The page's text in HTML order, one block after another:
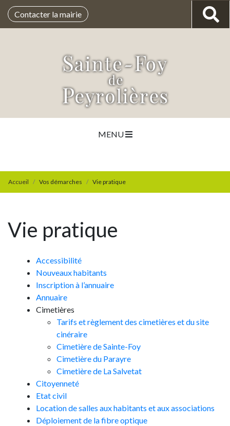
Contacter la mairie
MENU
Accueil Vos démarches Vie pratique
Vie pratique
Accessibilité
Nouveaux habitants
Inscription à l’annuaire
Annuaire
Cimetières
Tarifs et règlement des cimetières et du site
cinéraire
Cimetière de Sainte-Foy
Cimetière du Parayre
Cimetière de La Salvetat
Citoyenneté
Etat civil
Location de salles aux habitants et aux associations
Déploiement de la fibre optique